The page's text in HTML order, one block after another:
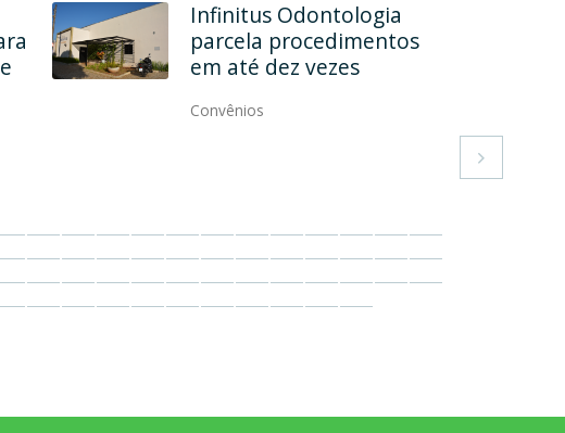
Rehab Odontologia
Especializada formaliza
convênio
Convênios
